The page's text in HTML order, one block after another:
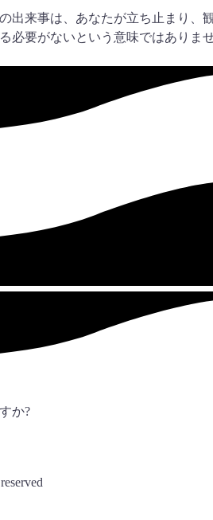
出来事は、あなたが立ち止まり
必要がないという意味ではありま
か?